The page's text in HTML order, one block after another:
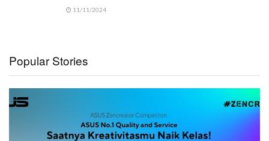
11/11/2024
Popular Stories